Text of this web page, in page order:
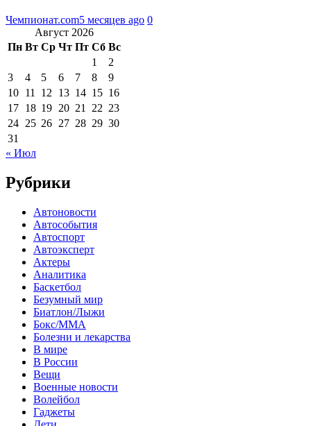
Чемпионат.com5 месяцев ago 0
Август 2026
Пн Вт Ср Чт Пт Сб Вс
1
2
3
4 5 6 7 8
9
10 11 12 13 14 15 16
17 18 19 20 21 22 23
24 25 26 27 28 29 30
31
« Июл
Рубрики
Автоновости
Автособытия
Автоспорт
Автоэксперт
Актеры
Аналитика
Баскетбол
Безумный мир
Биатлон/Лыжи
Бокс/MMA
Болезни и лекарства
В мире
В России
Вещи
Военные новости
Волейбол
Гаджеты